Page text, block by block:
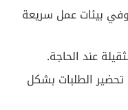
بيئات عمل سريعة
عند الحاجة.
تحضير الطلبات بشكل